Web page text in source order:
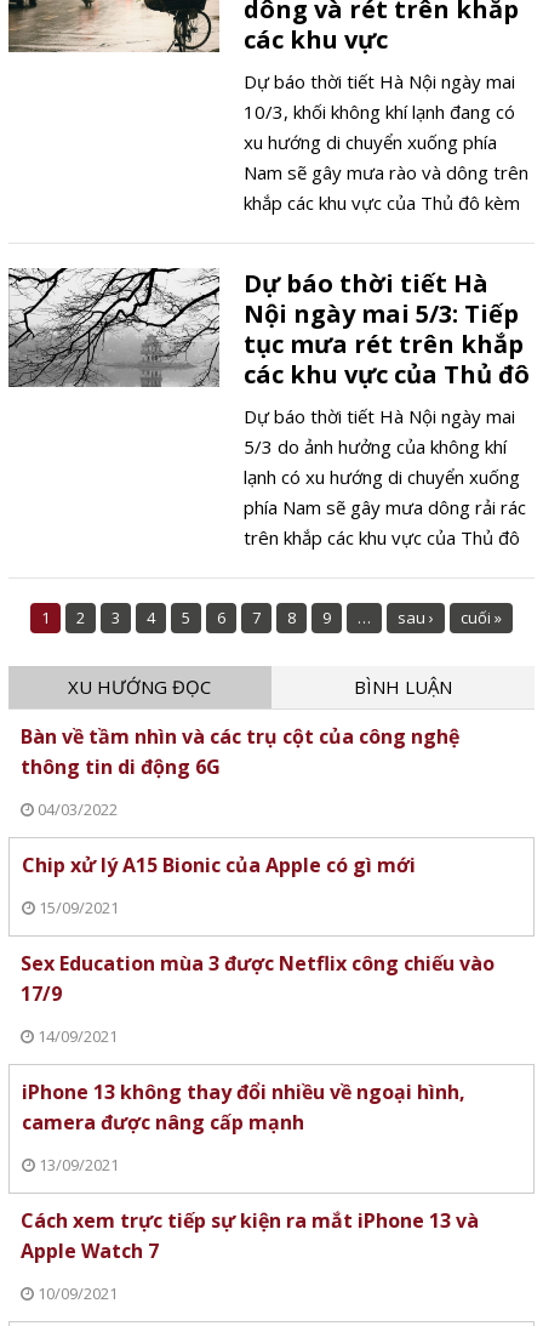
dông và rét trên khắp
các khu vực
Dự báo thời tiết Hà Nội ngày mai
10/3, khối không khí lạnh đang có
xu hướng di chuyển xuống phía
Nam sẽ gây mưa rào và dông trên
khắp các khu vực của Thủ đô kèm
Dự báo thời tiết Hà
Nội ngày mai 5/3: Tiếp
tục mưa rét trên khắp
các khu vực của Thủ đô
Dự báo thời tiết Hà Nội ngày mai
5/3 do ảnh hưởng của không khí
lạnh có xu hướng di chuyển xuống
phía Nam sẽ gây mưa dông rải rác
trên khắp các khu vực của Thủ đô
1 2 3 4 5 6 7 8 9 … sau › cuối »
XU HƯỚNG ĐỌC BÌNH LUẬN
Bàn về tầm nhìn và các trụ cột của công nghệ
thông tin di động 6G
04/03/2022
Chip xử lý A15 Bionic của Apple có gì mới
15/09/2021
Sex Education mùa 3 được Netflix công chiếu vào
17/9
14/09/2021
iPhone 13 không thay đổi nhiều về ngoại hình,
camera được nâng cấp mạnh
13/09/2021
Cách xem trực tiếp sự kiện ra mắt iPhone 13 và
Apple Watch 7
10/09/2021